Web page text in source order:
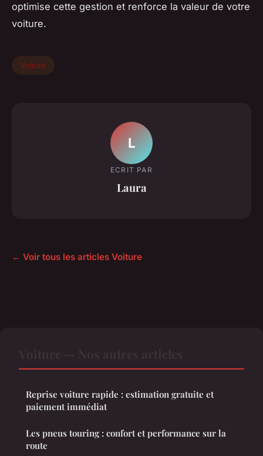
optimise cette gestion et renforce la valeur de votre
voiture.
Voiture
L
ECRIT PAR
Laura
← Voir tous les articles Voiture
Reprise voiture rapide : estimation gratuite et
paiement immédiat
Les pneus touring : confort et performance sur la
route